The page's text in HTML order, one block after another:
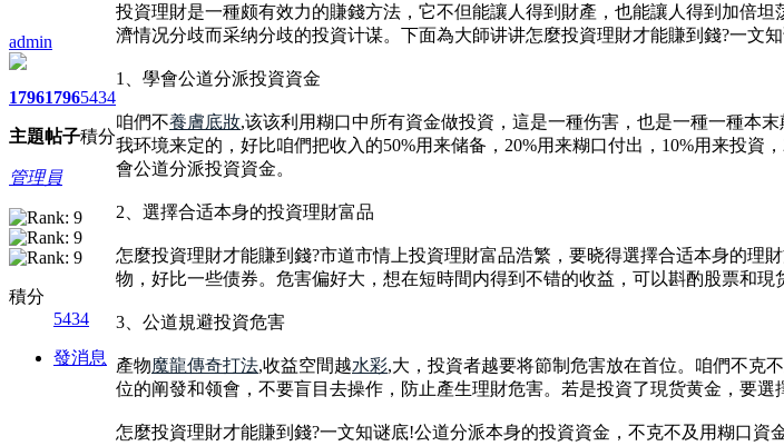
admin
1796
主題
1796
帖子
5434
積分
管理員
積分
5434
發消息
投資理財是一種颇有效力的賺錢方法，它不但能讓人得到財產，也能讓人得到加倍
濟情况分歧而采纳分歧的投資计谋。下面為大師讲讲怎麼投資理財才能賺到錢?一文
1、學會公道分派投資資金
咱們不養膚底妝,该该利用糊口中所有資金做投資，這是一種伤害，也是一種一種本
我环境来定的，好比咱們把收入的50%用来储备，20%用来糊口付出，10%用来投
會公道分派投資資金。
2、選擇合适本身的投資理財富品
怎麼投資理財才能賺到錢?市道市情上投資理財富品浩繁，要晓得選擇合适本身的
物，好比一些债券。危害偏好大，想在短時間内得到不错的收益，可以斟酌股票和現
3、公道規避投資危害
產物魔龍傳奇打法,收益空間越水彩,大，投資者越要将節制危害放在首位。咱們不克
位的阐發和领會，不要盲目去操作，防止產生理財危害。若是投資了現货黄金，要
怎麼投資理財才能賺到錢?一文知谜底!公道分派本身的投資資金，不克不及用糊口